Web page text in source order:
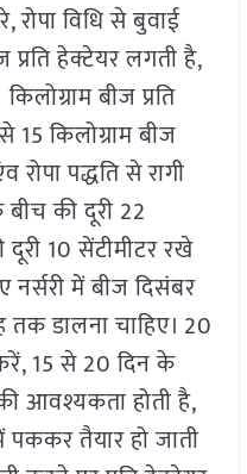
विधि से बुवाई
हेक्टेयर लगती है,
बीज प्रति
15 किलोग्राम बीज
पद्धति से रागी
की दूरी 22
दूरी 10 सेंटीमीटर रखे
नर्सरी में बीज दिसंबर
डालना चाहिए। 20
15 से 20 दिन के
आवश्यकता होती है,
तैयार हो जाती